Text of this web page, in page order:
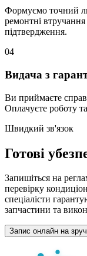
Формуємо точний
ремонтні
підтвердження.
04
Видача з
Ви приймаєте
Оплачуєте роботу
Швидкий зв'язок
Готові
Запишіться на
перевірку
спеціалісти
запчастини та
Запис онлайн на